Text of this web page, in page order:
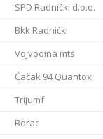
SPD Radnički d.o.o.
Bkk Radnički
Vojvodina mts
Čačak 94 Quantox
Trijumf
Borac